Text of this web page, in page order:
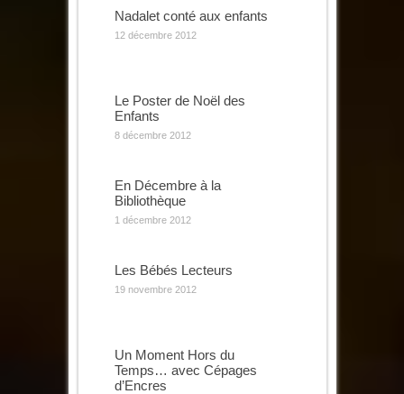
Nadalet conté aux enfants
12 décembre 2012
Le Poster de Noël des
Enfants
8 décembre 2012
En Décembre à la
Bibliothèque
1 décembre 2012
Les Bébés Lecteurs
19 novembre 2012
Un Moment Hors du
Temps… avec Cépages
d’Encres